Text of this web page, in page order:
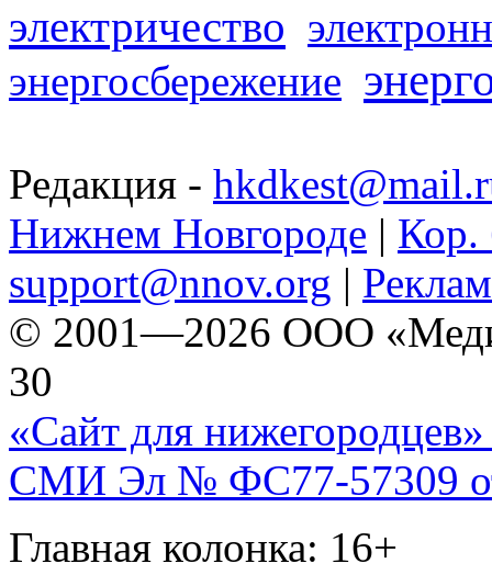
электричество
энергосбережение
Редакция -
Нижнем Новгороде | Кор.
support@nnov.org |
© 2001—2026 ООО
30
«Сайт для нижегородцев»
СМИ Эл № ФС77-57309
Главная колонка: 16+